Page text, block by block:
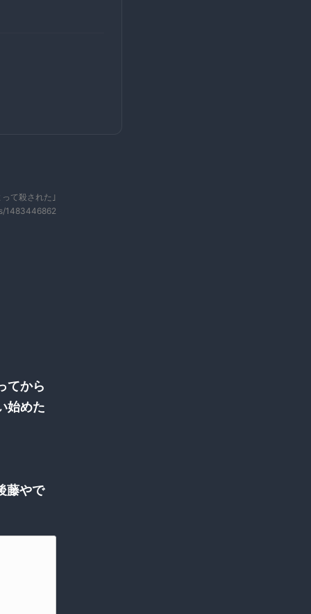
て殺された｣
1483446862
てから
始めた
藤やで